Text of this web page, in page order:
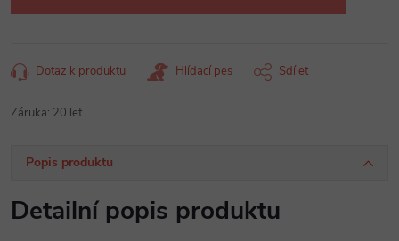
Dotaz k produktu Hlídací pes Sdílet
Záruka: 20 let
Popis produktu
Detailní popis produktu